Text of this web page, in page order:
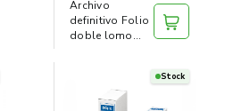
Archivo
definitivo Folio
doble lomo
Stock